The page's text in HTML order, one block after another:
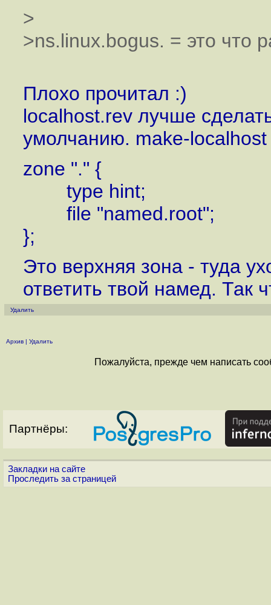
>
>ns.linux.bogus. = это что
Плохо прочитал :)
localhost.rev лучше
умолчанию. make-localhost
zone "." {
type hint;
file "named.root";
};
Это верхняя зона - туда
ответить твой намед. Так
Удалить
Архив | Удалить
Пожалуйста, прежде чем написать
Партнёры:
Закладки на сайте
Проследить за страницей